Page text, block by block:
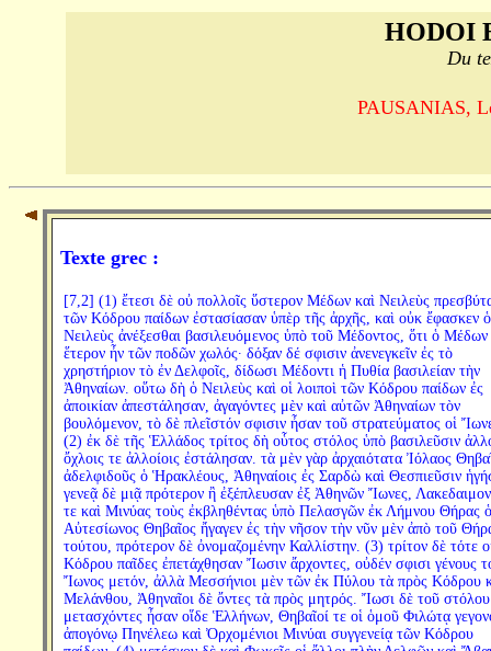
HODOI
Du
PAUSANIAS,
Texte grec :
[7,2] (1) ἔτεσι δὲ οὐ πολλοῖς ὕστερον Μέδων καὶ Νειλεὺς
τῶν Κόδρου παίδων ἐστασίασαν ὑπὲρ τῆς ἀρχῆς, καὶ οὐκ ἔφασκεν ὁ
Νειλεὺς ἀνέξεσθαι βασιλευόμενος ὑπὸ τοῦ Μέδοντος, ὅτι ὁ Μέδων
ἕτερον ἦν τῶν ποδῶν χωλός· δόξαν δέ σφισιν ἀνενεγκεῖν ἐς τὸ
χρηστήριον τὸ ἐν Δελφοῖς, δίδωσι Μέδοντι ἡ Πυθία βασιλείαν τὴν
Ἀθηναίων. οὕτω δὴ ὁ Νειλεὺς καὶ οἱ λοιποὶ τῶν Κόδρου παίδων ἐς
ἀποικίαν ἀπεστάλησαν, ἀγαγόντες μὲν καὶ αὐτῶν Ἀθηναίων τὸν
βουλόμενον, τὸ δὲ πλεῖστόν σφισιν ἦσαν τοῦ στρατεύματος οἱ
(2) ἐκ δὲ τῆς Ἑλλάδος τρίτος δὴ οὗτος στόλος ὑπὸ βασιλεῦσιν
ὄχλοις τε ἀλλοίοις ἐστάλησαν. τὰ μὲν γὰρ ἀρχαιότατα Ἰόλαος
ἀδελφιδοῦς ὁ Ἡρακλέους, Ἀθηναίοις ἐς Σαρδὼ καὶ Θεσπιεῦσιν
γενεᾷ δὲ μιᾷ πρότερον ἢ ἐξέπλευσαν ἐξ Ἀθηνῶν Ἴωνες,
τε καὶ Μινύας τοὺς ἐκβληθέντας ὑπὸ Πελασγῶν ἐκ Λήμνου Θήρας ὁ
Αὐτεσίωνος Θηβαῖος ἤγαγεν ἐς τὴν νῆσον τὴν νῦν μὲν ἀπὸ τοῦ
τούτου, πρότερον δὲ ὀνομαζομένην Καλλίστην. (3) τρίτον δὲ τότε
Κόδρου παῖδες ἐπετάχθησαν Ἴωσιν ἄρχοντες, οὐδέν σφισι γένους
Ἴωνος μετόν, ἀλλὰ Μεσσήνιοι μὲν τῶν ἐκ Πύλου τὰ πρὸς Κόδρου
Μελάνθου, Ἀθηναῖοι δὲ ὄντες τὰ πρὸς μητρός. Ἴωσι δὲ τοῦ στόλου
μετασχόντες ἦσαν οἵδε Ἑλλήνων, Θηβαῖοί τε οἱ ὁμοῦ Φιλώτᾳ
ἀπογόνῳ Πηνέλεω καὶ Ὀρχομένιοι Μινύαι συγγενείᾳ τῶν Κόδρου